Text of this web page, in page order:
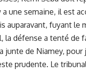
une semaine, il est
auparavant, fuyant le
la défense a tenté de
junte de Niamey,
prudente. Le